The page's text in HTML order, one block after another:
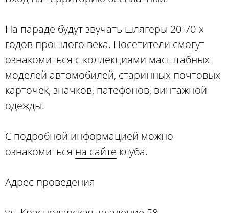
На параде будут звучать шлягеры 20-70-х
годов прошлого века. Посетители смогут
ознакомиться с коллекциями масштабных
моделей автомобилей, старинных почтовых
карточек, значков, патефонов, винтажной
одежды.
С подробной информацией можно
ознакомиться на сайте клуба.
Адрес проведения